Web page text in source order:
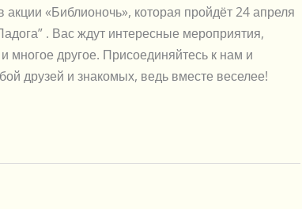
«Библионочь», которая пройдёт 24 апреля
. Вас ждут интересные мероприятия,
многое другое. Присоединяйтесь к нам и
друзей и знакомых, ведь вместе веселее!